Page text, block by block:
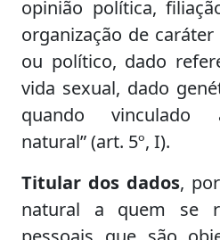
opinião política,
organização de
ou político, dado
vida sexual, dado
quando
natural” (art. 5º, I).
Titular dos dados,
natural a quem se